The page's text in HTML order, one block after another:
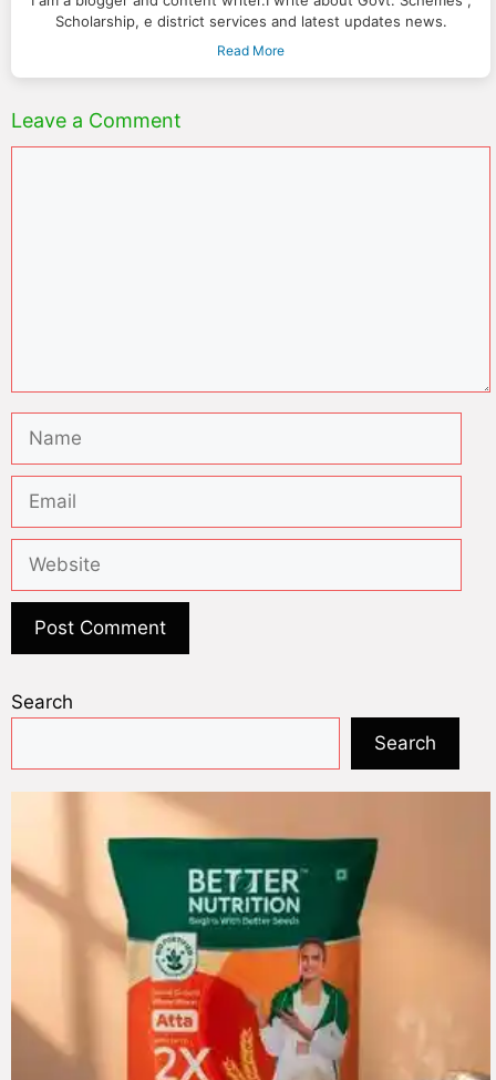
Scholarship, e district services and latest updates news.
Read More
Leave a Comment
Search
Search